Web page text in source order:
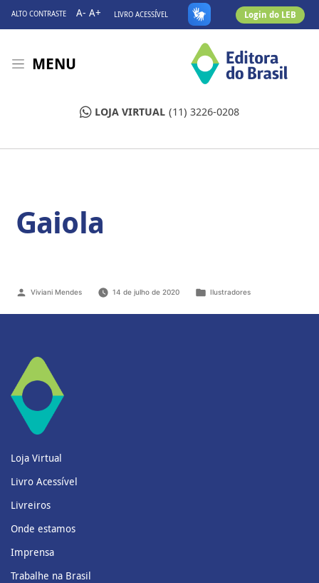
ALTO CONTRASTE A- A+ LIVRO ACESSÍVEL Login do LEB
MENU
LOJA VIRTUAL (11) 3226-0208
Gaiola
Viviani Mendes 14 de julho de 2020 Ilustradores
Loja Virtual
Livro Acessível
Livreiros
Onde estamos
Imprensa
Trabalhe na Brasil